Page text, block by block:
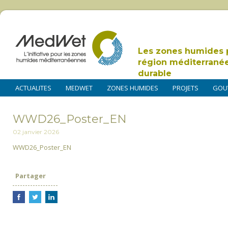
Les zones humides
région
durable
ACTUALITES MEDWET ZONES HUMIDES PROJETS
WWD26_Poster_EN
02 janvier 2026
WWD26_Poster_EN
Partager